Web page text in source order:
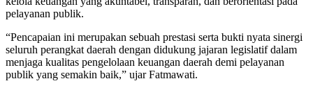
pelayanan publik.
“Pencapaian ini merupakan sebuah prestasi serta bukti nyata sinergi
seluruh perangkat daerah dengan didukung jajaran legislatif dalam
menjaga kualitas pengelolaan keuangan daerah demi pelayanan
publik yang semakin baik,” ujar Fatmawati.